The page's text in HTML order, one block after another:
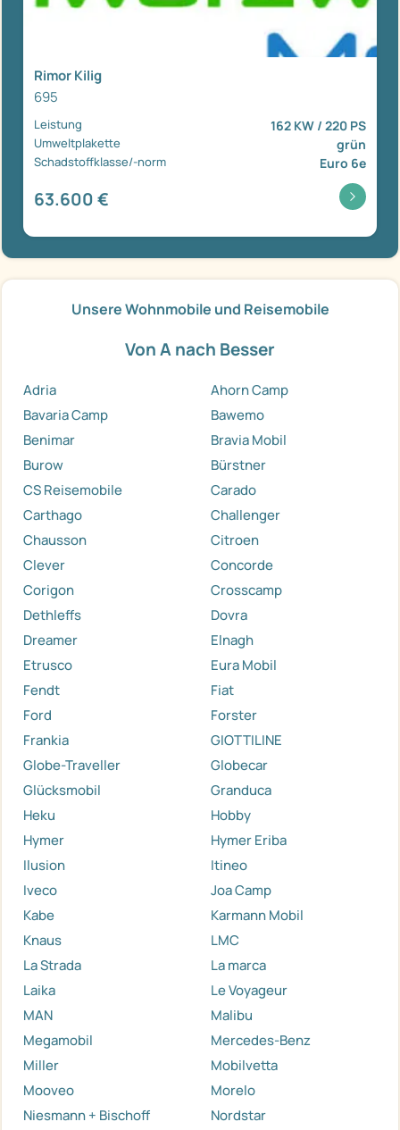
Rimor Kilig
695
Leistung 162 KW / 220 PS
Umweltplakette grün
Schadstoffklasse/-norm Euro 6e
63.600 €
Unsere Wohnmobile und Reisemobile
Von A nach Besser
Adria
Ahorn Camp
Bavaria Camp
Bawemo
Benimar
Bravia Mobil
Burow
Bürstner
CS Reisemobile
Carado
Carthago
Challenger
Chausson
Citroen
Clever
Concorde
Corigon
Crosscamp
Dethleffs
Dovra
Dreamer
Elnagh
Etrusco
Eura Mobil
Fendt
Fiat
Ford
Forster
Frankia
GIOTTILINE
Globe-Traveller
Globecar
Glücksmobil
Granduca
Heku
Hobby
Hymer
Hymer Eriba
Ilusion
Itineo
Iveco
Joa Camp
Kabe
Karmann Mobil
Knaus
LMC
La Strada
La marca
Laika
Le Voyageur
MAN
Malibu
Megamobil
Mercedes-Benz
Miller
Mobilvetta
Mooveo
Morelo
Niesmann + Bischoff
Nordstar